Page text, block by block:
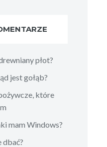
płot?
jest gołąb?
które
mam Windows?
dbać?